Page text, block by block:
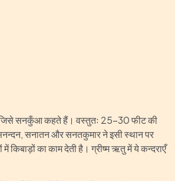
है, जिसे सनकुँआ कहते हैं। वस्तुतः 25-30 फीट की
सनातन और सनतकुमार ने इसी स्थान पर
किबाड़ों का काम देती है। ग्रीष्म ऋतु में ये कन्दराएँ